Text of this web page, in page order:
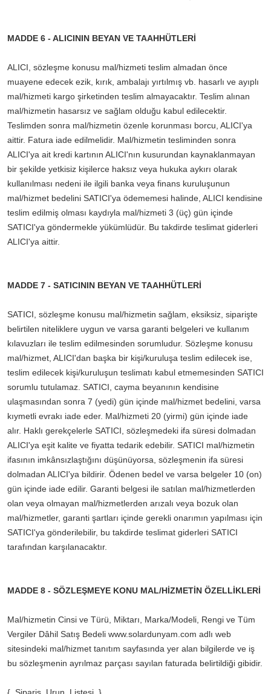
MADDE 6 - ALICININ BEYAN VE TAAHHÜTLERİ
ALICI, sözleşme konusu mal/hizmeti teslim almadan önce
muayene edecek ezik, kırık, ambalajı yırtılmış vb. hasarlı ve ayıplı
mal/hizmeti kargo şirketinden teslim almayacaktır. Teslim alınan
mal/hizmetin hasarsız ve sağlam olduğu kabul edilecektir.
Teslimden sonra mal/hizmetin özenle korunması borcu, ALICI'ya
aittir. Fatura iade edilmelidir. Mal/hizmetin tesliminden sonra
ALICI'ya ait kredi kartının ALICI'nın kusurundan kaynaklanmayan
bir şekilde yetkisiz kişilerce haksız veya hukuka aykırı olarak
kullanılması nedeni ile ilgili banka veya finans kuruluşunun
mal/hizmet bedelini SATICI'ya ödememesi halinde, ALICI kendisine
teslim edilmiş olması kaydıyla mal/hizmeti 3 (üç) gün içinde
SATICI'ya göndermekle yükümlüdür. Bu takdirde teslimat giderleri
ALICI'ya aittir.
MADDE 7 - SATICININ BEYAN VE TAAHHÜTLERİ
SATICI, sözleşme konusu mal/hizmetin sağlam, eksiksiz, siparişte
belirtilen niteliklere uygun ve varsa garanti belgeleri ve kullanım
kılavuzları ile teslim edilmesinden sorumludur. Sözleşme konusu
mal/hizmet, ALICI'dan başka bir kişi/kuruluşa teslim edilecek ise,
teslim edilecek kişi/kuruluşun teslimatı kabul etmemesinden SATICI
sorumlu tutulamaz. SATICI, cayma beyanının kendisine
ulaşmasından sonra 7 (yedi) gün içinde mal/hizmet bedelini, varsa
kıymetli evrakı iade eder. Mal/hizmeti 20 (yirmi) gün içinde iade
alır. Haklı gerekçelerle SATICI, sözleşmedeki ifa süresi dolmadan
ALICI'ya eşit kalite ve fiyatta tedarik edebilir. SATICI mal/hizmetin
ifasının imkânsızlaştığını düşünüyorsa, sözleşmenin ifa süresi
dolmadan ALICI'ya bildirir. Ödenen bedel ve varsa belgeler 10 (on)
gün içinde iade edilir. Garanti belgesi ile satılan mal/hizmetlerden
olan veya olmayan mal/hizmetlerden arızalı veya bozuk olan
mal/hizmetler, garanti şartları içinde gerekli onarımın yapılması için
SATICI'ya gönderilebilir, bu takdirde teslimat giderleri SATICI
tarafından karşılanacaktır.
MADDE 8 - SÖZLEŞMEYE KONU MAL/HİZMETİN ÖZELLİKLERİ
Mal/hizmetin Cinsi ve Türü, Miktarı, Marka/Modeli, Rengi ve Tüm
Vergiler Dâhil Satış Bedeli www.solardunyam.com adlı web
sitesindeki mal/hizmet tanıtım sayfasında yer alan bilgilerde ve iş
bu sözleşmenin ayrılmaz parçası sayılan faturada belirtildiği gibidir.